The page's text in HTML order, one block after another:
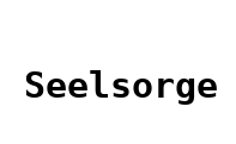
Seelsorge